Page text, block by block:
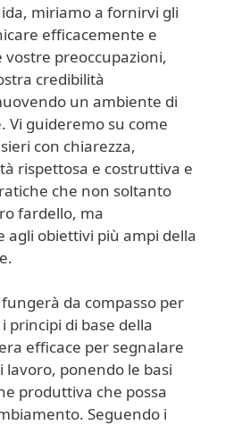
miriamo a fornirvi gli
efficacemente e
preoccupazioni,
credibilità
un ambiente di
Vi guideremo su come
con chiarezza,
rispettosa e costruttiva e
che non soltanto
fardello, ma
agli obiettivi più ampi della
da compasso per
di base della
efficace per segnalare
lavoro, ponendo le basi
produttiva che possa
Seguendo i